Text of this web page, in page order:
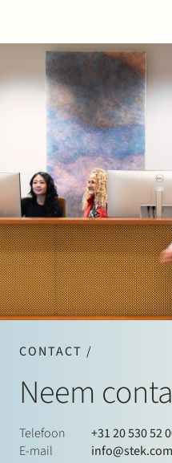
CONTACT /
Neem
Telefoon
+31 20 530 52
E-mail
info@stek.com